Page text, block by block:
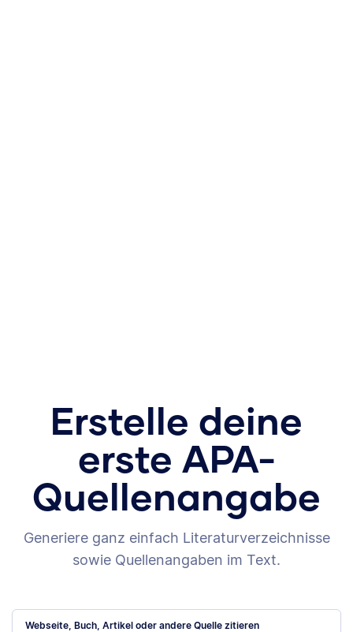
Erstelle deine
erste APA-
Quellenangabe
Generiere ganz einfach Literaturverzeichnisse
sowie Quellenangaben im Text.
Webseite, Buch, Artikel oder andere Quelle zitieren